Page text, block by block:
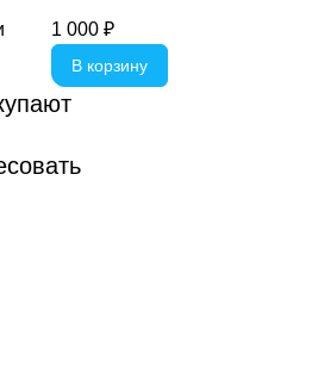
1 000 ₽
В корзину